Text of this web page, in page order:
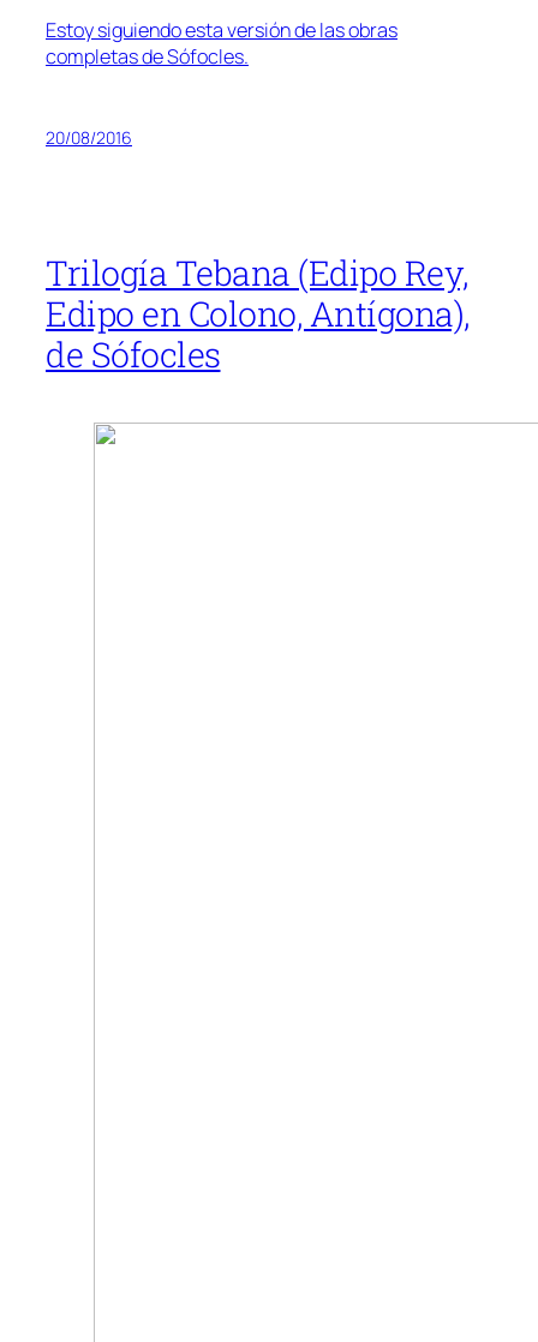
Estoy siguiendo esta versión de las obras
completas de Sófocles.
20/08/2016
Trilogía Tebana (Edipo Rey,
Edipo en Colono, Antígona),
de Sófocles